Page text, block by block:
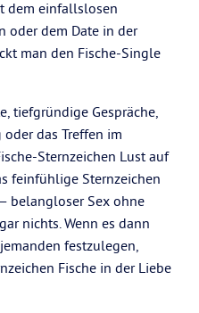
dem einfallslosen
oder dem Date in der
man den Fische-Single
tiefgründige Gespräche,
das Treffen im
Sternzeichen Lust auf
feinfühlige Sternzeichen
belangloser Sex ohne
nichts. Wenn es dann
festzulegen,
Fische in der Liebe